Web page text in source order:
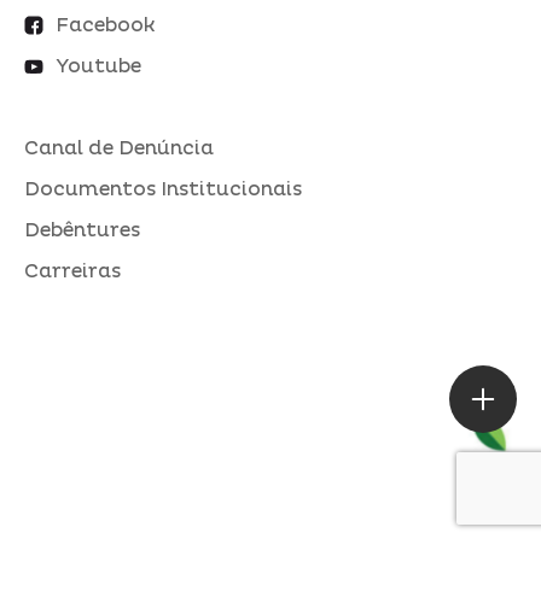
Facebook
Youtube
Canal de Denúncia
Documentos Institucionais
Debêntures
Carreiras